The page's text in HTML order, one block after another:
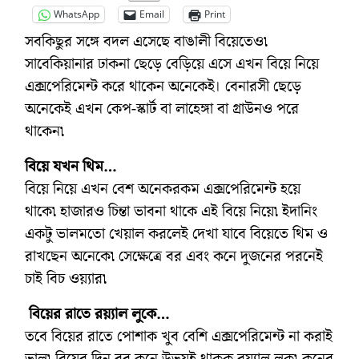
WhatsApp
Email Print
সবকিছুর সঙ্গে বদল এসেছে বাঙালী বিয়েতেও৷
সাবেকিয়ানার ঢাকনা ছেড়ে বেড়িয়ে এসে এখন বিয়ে নিয়ে
এক্সপেরিমেন্ট করে থাকেন অনেকেই। বেনারসী ছেড়ে
অনেকেই এখন কেপ-স্কার্ট বা লাহেঙ্গা বা গ্রাউনও পরে
থাকেন৷
বিয়ে যখন থিম…
বিয়ে নিয়ে এখন বেশ অনেকরকম এক্সপেরিমেন্ট হয়ে
থাকে৷ হাজারও চিন্তা ভাবনা থাকে এই বিয়ে নিয়ে৷ ইদানিং
একটু ভালমতো খেয়াল করলেই দেখা যাবে বিয়েতে থিম ও
রাখছেন অনেকে৷ সেক্ষেত্রে বর এবং কনে দুজনের পরনেই
চাই বিচ ওয়্যার৷
বিয়ের রাতে রয়্যাল লুকে…
তবে বিয়ের রাতে পোশাক খুব বেশি এক্সপেরিমেন্ট না করাই